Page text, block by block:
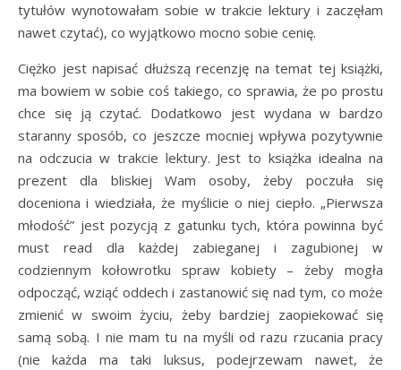
tytułów wynotowałam sobie w trakcie lektury i zaczęłam
nawet czytać), co wyjątkowo mocno sobie cenię.
Ciężko jest napisać dłuższą recenzję na temat tej książki,
ma bowiem w sobie coś takiego, co sprawia, że po prostu
chce się ją czytać. Dodatkowo jest wydana w bardzo
staranny sposób, co jeszcze mocniej wpływa pozytywnie
na odczucia w trakcie lektury. Jest to książka idealna na
prezent dla bliskiej Wam osoby, żeby poczuła się
doceniona i wiedziała, że myślicie o niej ciepło. „Pierwsza
młodość” jest pozycją z gatunku tych, która powinna być
must read dla każdej zabieganej i zagubionej w
codziennym kołowrotku spraw kobiety – żeby mogła
odpocząć, wziąć oddech i zastanowić się nad tym, co może
zmienić w swoim życiu, żeby bardziej zaopiekować się
samą sobą. I nie mam tu na myśli od razu rzucania pracy
(nie każda ma taki luksus, podejrzewam nawet, że